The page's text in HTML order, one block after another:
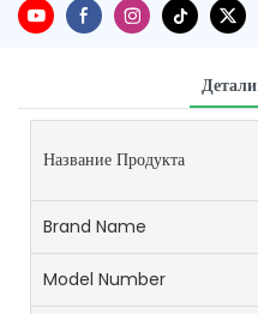
Название Продукта
Brand Name
Model Number